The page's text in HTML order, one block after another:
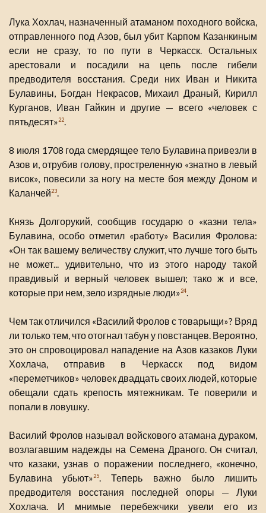
Лука Хохлач, назначенный атаманом походного войска,
отправленного под Азов, был убит Карпом Казанкиным
если не сразу, то по пути в Черкасск. Остальных
арестовали и посадили на цепь после гибели
предводителя восстания. Среди них Иван и Никита
Булавины, Богдан Некрасов, Михаил Драный, Кирилл
Курганов, Иван Гайкин и другие — всего «человек с
пятьдесят»22.
8 июля 1708 года смердящее тело Булавина привезли в
Азов и, отрубив голову, простреленную «знатно в левый
висок», повесили за ногу на месте боя между Доном и
Каланчей23.
Князь Долгорукий, сообщив государю о «казни тела»
Булавина, особо отметил «работу» Василия Фролова:
«Он так вашему величеству служит, что лучше того быть
не может... удивительно, что из этого народу такой
правдивый и верный человек вышел; тако ж и все,
которые при нем, зело изрядные люди»24.
Чем так отличился «Василий Фролов с товарыщи»? Вряд
ли только тем, что отогнал табун у повстанцев. Вероятно,
это он спровоцировал нападение на Азов казаков Луки
Хохлача, отправив в Черкасск под видом
«переметчиков» человек двадцать своих людей, которые
обещали сдать крепость мятежникам. Те поверили и
попали в ловушку.
Василий Фролов называл войскового атамана дураком,
возлагавшим надежды на Семена Драного. Он считал,
что казаки, узнав о поражении последнего, «конечно,
Булавина убьют»25. Теперь важно было лишить
предводителя восстания последней опоры — Луки
Хохлача. И мнимые перебежчики увели его из